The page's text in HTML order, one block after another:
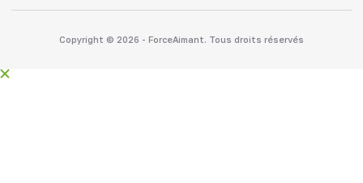
Copyright © 2026 - ForceAimant. Tous droits réservés